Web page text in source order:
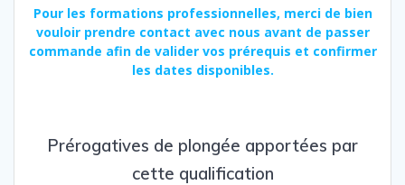
Pour les formations professionnelles, merci de bien
vouloir prendre contact avec nous avant de passer
commande afin de valider vos prérequis et confirmer
les dates disponibles.
Prérogatives de plongée apportées par
cette qualification